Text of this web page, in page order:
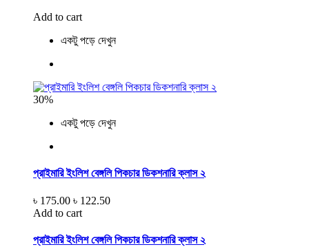
Add to cart
একটু পড়ে দেখুন
30%
একটু পড়ে দেখুন
প্রাইমারি ইংলিশ বেঙ্গলি পিকচার ডিকশনারি ক্লাস ২
৳ 175.00 ৳ 122.50
Add to cart
প্রাইমারি ইংলিশ বেঙ্গলি পিকচার ডিকশনারি ক্লাস ২